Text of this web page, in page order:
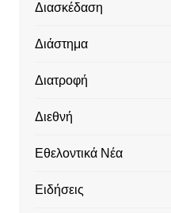
Διασκέδαση
Διάστημα
Διατροφή
Διεθνή
Εθελοντικά Νέα
Ειδήσεις